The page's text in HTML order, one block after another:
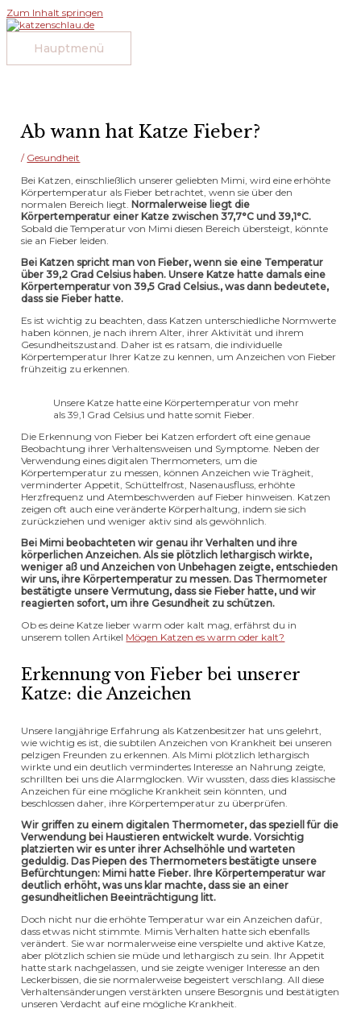
Zum Inhalt springen
Hauptmenü
Ab wann hat Katze Fieber?
/ Gesundheit
Bei Katzen, einschließlich unserer geliebten Mimi, wird eine erhöhte
Körpertemperatur als Fieber betrachtet, wenn sie über den
normalen Bereich liegt. Normalerweise liegt die
Körpertemperatur einer Katze zwischen 37,7°C und 39,1°C.
Sobald die Temperatur von Mimi diesen Bereich übersteigt, könnte
sie an Fieber leiden.
Bei Katzen spricht man von Fieber, wenn sie eine Temperatur
über 39,2 Grad Celsius haben. Unsere Katze hatte damals eine
Körpertemperatur von 39,5 Grad Celsius., was dann bedeutete,
dass sie Fieber hatte.
Es ist wichtig zu beachten, dass Katzen unterschiedliche Normwerte
haben können, je nach ihrem Alter, ihrer Aktivität und ihrem
Gesundheitszustand. Daher ist es ratsam, die individuelle
Körpertemperatur Ihrer Katze zu kennen, um Anzeichen von Fieber
frühzeitig zu erkennen.
Unsere Katze hatte eine Körpertemperatur von mehr
als 39,1 Grad Celsius und hatte somit Fieber.
Die Erkennung von Fieber bei Katzen erfordert oft eine genaue
Beobachtung ihrer Verhaltensweisen und Symptome. Neben der
Verwendung eines digitalen Thermometers, um die
Körpertemperatur zu messen, können Anzeichen wie Trägheit,
verminderter Appetit, Schüttelfrost, Nasenausfluss, erhöhte
Herzfrequenz und Atembeschwerden auf Fieber hinweisen. Katzen
zeigen oft auch eine veränderte Körperhaltung, indem sie sich
zurückziehen und weniger aktiv sind als gewöhnlich.
Bei Mimi beobachteten wir genau ihr Verhalten und ihre
körperlichen Anzeichen. Als sie plötzlich lethargisch wirkte,
weniger aß und Anzeichen von Unbehagen zeigte, entschieden
wir uns, ihre Körpertemperatur zu messen. Das Thermometer
bestätigte unsere Vermutung, dass sie Fieber hatte, und wir
reagierten sofort, um ihre Gesundheit zu schützen.
Ob es deine Katze lieber warm oder kalt mag, erfährst du in
unserem tollen Artikel Mögen Katzen es warm oder kalt?
Erkennung von Fieber bei unserer
Katze: die Anzeichen
Unsere langjährige Erfahrung als Katzenbesitzer hat uns gelehrt,
wie wichtig es ist, die subtilen Anzeichen von Krankheit bei unseren
pelzigen Freunden zu erkennen. Als Mimi plötzlich lethargisch
wirkte und ein deutlich vermindertes Interesse an Nahrung zeigte,
schrillten bei uns die Alarmglocken. Wir wussten, dass dies klassische
Anzeichen für eine mögliche Krankheit sein könnten, und
beschlossen daher, ihre Körpertemperatur zu überprüfen.
Wir griffen zu einem digitalen Thermometer, das speziell für die
Verwendung bei Haustieren entwickelt wurde. Vorsichtig
platzierten wir es unter ihrer Achselhöhle und warteten
geduldig. Das Piepen des Thermometers bestätigte unsere
Befürchtungen: Mimi hatte Fieber. Ihre Körpertemperatur war
deutlich erhöht, was uns klar machte, dass sie an einer
gesundheitlichen Beeinträchtigung litt.
Doch nicht nur die erhöhte Temperatur war ein Anzeichen dafür,
dass etwas nicht stimmte. Mimis Verhalten hatte sich ebenfalls
verändert. Sie war normalerweise eine verspielte und aktive Katze,
aber plötzlich schien sie müde und lethargisch zu sein. Ihr Appetit
hatte stark nachgelassen, und sie zeigte weniger Interesse an den
Leckerbissen, die sie normalerweise begeistert verschlang. All diese
Verhaltensänderungen verstärkten unsere Besorgnis und bestätigten
unseren Verdacht auf eine mögliche Krankheit.